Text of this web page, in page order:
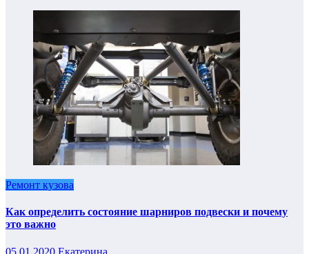
Ремонт кузова
Как определить состояние шарниров подвески и почему
это важно
05.01.2020 Екатерина